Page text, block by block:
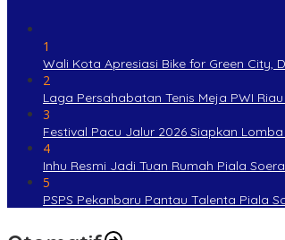
1
Wali Kota Apresiasi Bike for Green City,
2
Laga Persahabatan Tenis Meja PWI
3
Festival Pacu Jalur 2026 Siapkan
4
Inhu Resmi Jadi Tuan Rumah Piala
5
PSPS Pekanbaru Pantau Talenta Piala